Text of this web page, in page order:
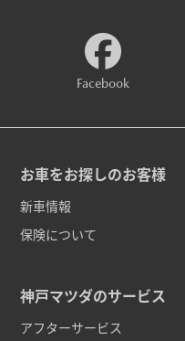
Facebook
お車をお探しのお客様
新車情報
保険について
神戸マツダのサービス
アフターサービス